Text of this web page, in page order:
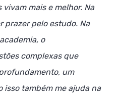
mais e melhor. Na
prazer pelo estudo. Na
o
complexas que
um
isso também me ajuda na